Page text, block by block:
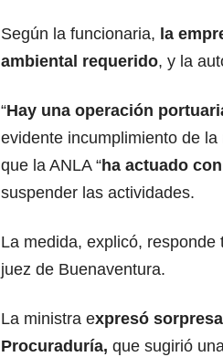
Según la funcionaria, la
ambiental requerido, y la
“Hay una operación
evidente incumplimiento de
que la ANLA “ha actuado
suspender las actividades.
La medida, explicó,
juez de Buenaventura.
La ministra expresó
Procuraduría, que sugirió